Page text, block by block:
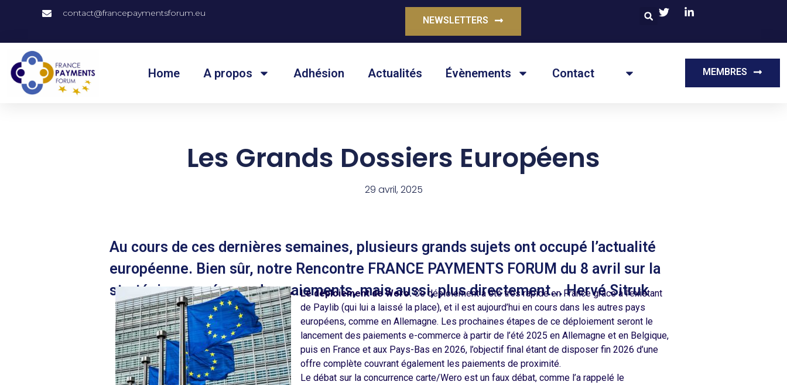
contact@francepaymentsforum.eu
NEWSLETTERS
Home A propos Adhésion Actualités Évènements Contact MEMBRES
Les Grands Dossiers Européens
29 avril, 2025
Au cours de ces dernières semaines, plusieurs grands sujets ont occupé l’actualité
européenne. Bien sûr, notre Rencontre FRANCE PAYMENTS FORUM du 8 avril sur la
stratégie européenne des paiements, mais aussi, plus directement... Hervé Sitruk
Le déploiement de Wero.Ce déploiement a été très rapide en France grâce à l’existant
de Paylib (qui lui a laissé la place), et il est aujourd’hui en cours dans les autres pays
européens, comme en Allemagne. Les prochaines étapes de ce déploiement seront le
lancement des paiements e-commerce à partir de l’été 2025 en Allemagne et en Belgique,
puis en France et aux Pays-Bas en 2026, l’objectif final étant de disposer fin 2026 d’une
offre complète couvrant également les paiements de proximité.
Le débat sur la concurrence carte/Wero est un faux débat, comme l’a rappelé le